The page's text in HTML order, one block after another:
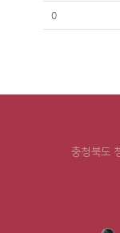
0
충청북도